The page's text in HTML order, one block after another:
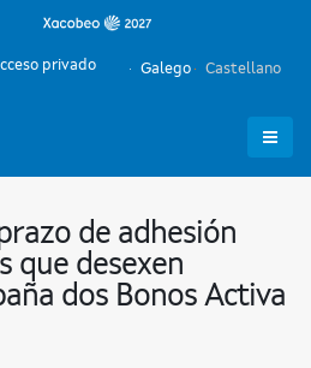
Galego Castellano
privado
de adhesión
que desexen
dos Bonos Activa